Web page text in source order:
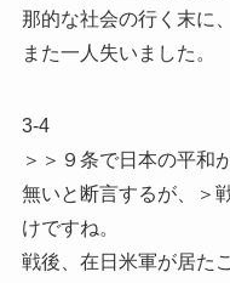
那的な社会の行く末に
また一人失いました。
3-4
＞＞９条で日本の平和
無いと断言するが、＞
けですね。
戦後、在日米軍が居た